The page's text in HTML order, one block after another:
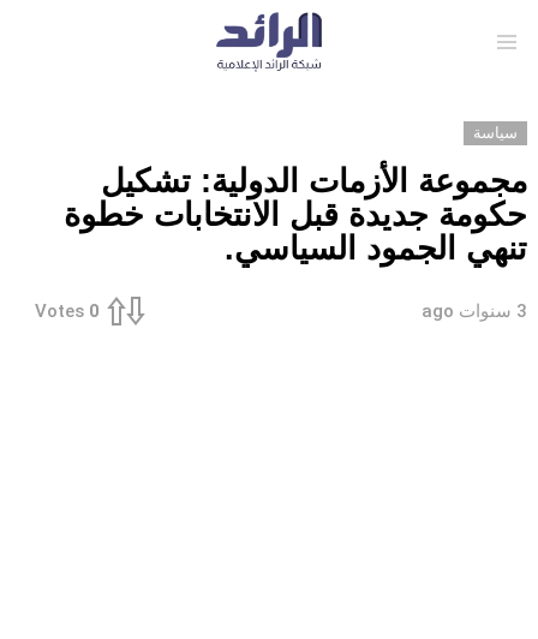
سياسة
مجموعة الأزمات الدولية: تشكيل
حكومة جديدة قبل الانتخابات خطوة
تنهي الجمود السياسي.
3 سنوات ago 0
Votes